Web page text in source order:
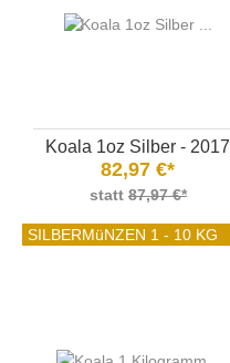
Koala 1oz Silber - 2017
82,97 €*
statt 87,97 €*
SILBERMüNZEN 1 - 10 KG